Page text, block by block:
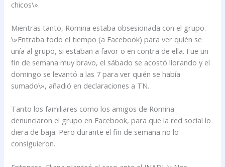
chicos\».
Mientras tanto, Romina estaba obsesionada con el grupo.
\»Entraba todo el tiempo (a Facebook) para ver quién se
unía al grupo, si estaban a favor o en contra de ella. Fue un
fin de semana muy bravo, el sábado se acostó llorando y el
domingo se levantó a las 7 para ver quién se había
sumado\», añadió en declaraciones a TN.
Tanto los familiares como los amigos de Romina
denunciaron el grupo en Facebook, para que la red social lo
diera de baja. Pero durante el fin de semana no lo
consiguieron.